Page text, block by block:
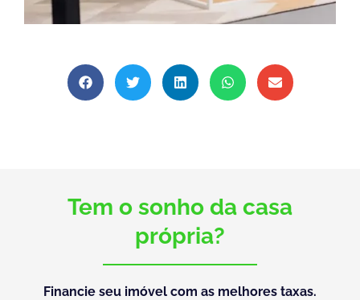
Tem o sonho da casa
própria?
Financie seu imóvel com as melhores taxas.